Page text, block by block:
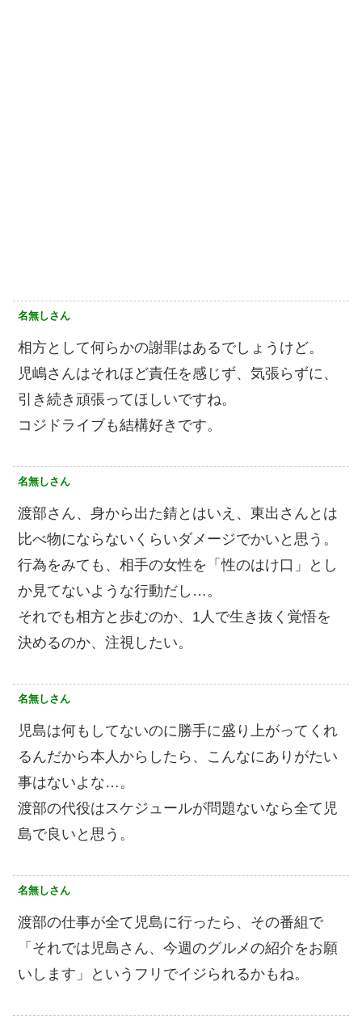
名無しさん
相方として何らかの謝罪はあるでしょうけど。
児嶋さんはそれほど責任を感じず、気張らずに、
引き続き頑張ってほしいですね。
コジドライブも結構好きです。
名無しさん
渡部さん、身から出た錆とはいえ、東出さんとは
比べ物にならないくらいダメージでかいと思う。
行為をみても、相手の女性を「性のはけ口」とし
か見てないような行動だし…。
それでも相方と歩むのか、1人で生き抜く覚悟を
決めるのか、注視したい。
名無しさん
児島は何もしてないのに勝手に盛り上がってくれ
るんだから本人からしたら、こんなにありがたい
事はないよな…。
渡部の代役はスケジュールが問題ないなら全て児
島で良いと思う。
名無しさん
渡部の仕事が全て児島に行ったら、その番組で
「それでは児島さん、今週のグルメの紹介をお願
いします」というフリでイジられるかもね。